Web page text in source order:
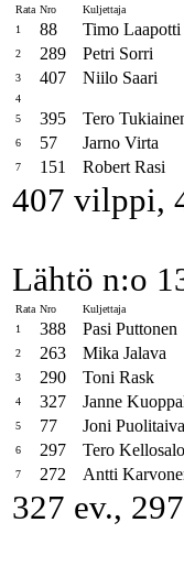
Rata Nro Kuljettaja
1
88 Timo Laapotti
2 289 Petri Sorri
3 407 Niilo Saari
4
5
395 Tero
6 57 Jarno Virta
7 151 Robert Rasi
407 vilppi,
Lähtö n:o
Rata Nro Kuljettaja
1
388 Pasi Puttonen
2 263 Mika Jalava
3 290 Toni Rask
4 327 Janne
5 77 Joni
6 297 Tero Kellosalo
7 272 Antti
327 ev.,